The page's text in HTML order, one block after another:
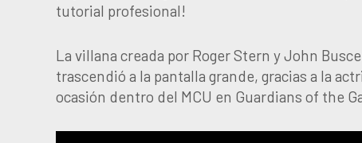
tutorial profesional!
La villana creada por Roger Stern y John
trascendió a la pantalla grande, gracias a la
ocasión dentro del MCU en Guardians of the